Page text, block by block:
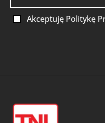
Akceptuję Politykę